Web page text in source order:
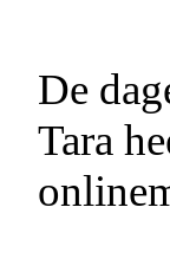
De
Tara